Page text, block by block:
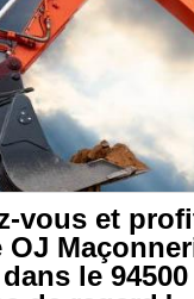
vous et
OJ
le